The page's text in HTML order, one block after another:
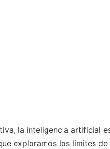
la inteligencia artificial
exploramos los límites